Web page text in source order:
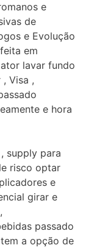
e
de
e Evolução
em
lavar fundo
Visa ,
e hora
supply para
risco optar
e
girar e
passado
a opção de